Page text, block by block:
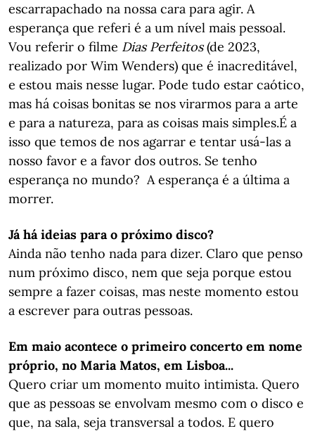
escarrapachado na nossa cara para agir. A
esperança que referi é a um nível mais pessoal.
Vou referir o filme Dias Perfeitos(de 2023,
realizado por Wim Wenders) que é inacreditável,
e estou mais nesse lugar. Pode tudo estar caótico,
mas há coisas bonitas se nos virarmos para a arte
e para a natureza, para as coisas mais simples.É a
isso que temos de nos agarrar e tentar usá-las a
nosso favor e a favor dos outros. Se tenho
esperança no mundo? A esperança é a última a
morrer.
Já há ideias para o próximo disco?
Ainda não tenho nada para dizer. Claro que penso
num próximo disco, nem que seja porque estou
sempre a fazer coisas, mas neste momento estou
a escrever para outras pessoas.
Em maio acontece o primeiro concerto em nome
próprio, no Maria Matos, em Lisboa...
Quero criar um momento muito intimista. Quero
que as pessoas se envolvam mesmo com o disco e
que, na sala, seja transversal a todos. E quero